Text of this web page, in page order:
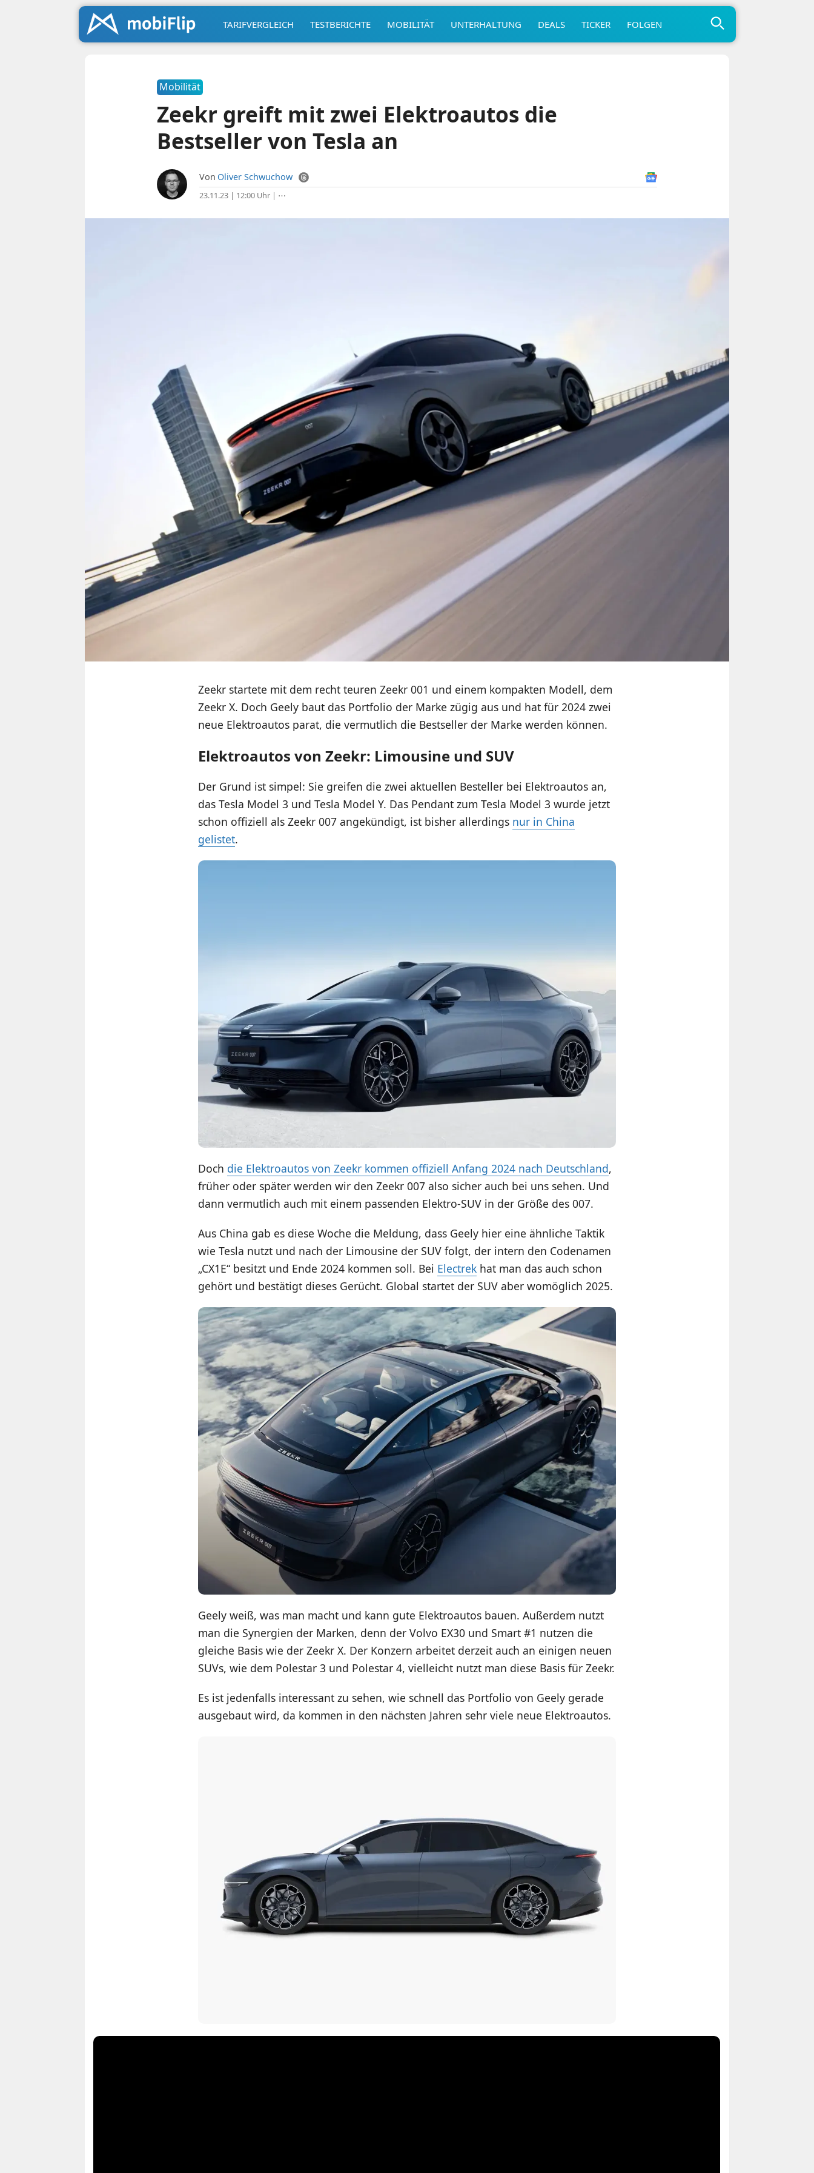
TARIFVERGLEICH TESTBERICHTE MOBILITÄT UNTERHALTUNG DEALS TICKER FOLGEN
Mobilität
Zeekr greift mit zwei Elektroautos die
Bestseller von Tesla an
Von Oliver Schwuchow
23.11.23 | 12:00 Uhr| ⋯
Zeekr startete mit dem recht teuren Zeekr 001 und einem kompakten Modell, dem
Zeekr X. Doch Geely baut das Portfolio der Marke zügig aus und hat für 2024 zwei
neue Elektroautos parat, die vermutlich die Bestseller der Marke werden können.
Elektroautos von Zeekr: Limousine und SUV
Der Grund ist simpel: Sie greifen die zwei aktuellen Besteller bei Elektroautos an,
das Tesla Model 3 und Tesla Model Y. Das Pendant zum Tesla Model 3 wurde jetzt
schon offiziell als Zeekr 007 angekündigt, ist bisher allerdings nur in China
gelistet.
Doch die Elektroautos von Zeekr kommen offiziell Anfang 2024 nach Deutschland,
früher oder später werden wir den Zeekr 007 also sicher auch bei uns sehen. Und
dann vermutlich auch mit einem passenden Elektro-SUV in der Größe des 007.
Aus China gab es diese Woche die Meldung, dass Geely hier eine ähnliche Taktik
wie Tesla nutzt und nach der Limousine der SUV folgt, der intern den Codenamen
„CX1E“ besitzt und Ende 2024 kommen soll. Bei Electrekhat man das auch schon
gehört und bestätigt dieses Gerücht. Global startet der SUV aber womöglich 2025.
Geely weiß, was man macht und kann gute Elektroautos bauen. Außerdem nutzt
man die Synergien der Marken, denn der Volvo EX30 und Smart #1 nutzen die
gleiche Basis wie der Zeekr X. Der Konzern arbeitet derzeit auch an einigen neuen
SUVs, wie dem Polestar 3 und Polestar 4, vielleicht nutzt man diese Basis für Zeekr.
Es ist jedenfalls interessant zu sehen, wie schnell das Portfolio von Geely gerade
ausgebaut wird, da kommen in den nächsten Jahren sehr viele neue Elektroautos.